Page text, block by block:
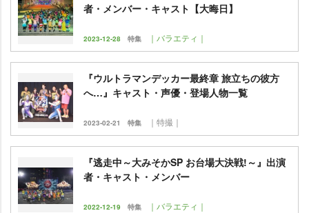
者・メンバー・キャスト【大晦日】
2023-12-28 特集 ｜バラエティ｜
『ウルトラマンデッカー最終章 旅立ちの彼方
へ…』キャスト・声優・登場人物一覧
2023-02-21 特集 ｜特撮｜
『逃走中～大みそかSP お台場大決戦!～』出演
者・キャスト・メンバー
2022-12-19 特集 ｜バラエティ｜